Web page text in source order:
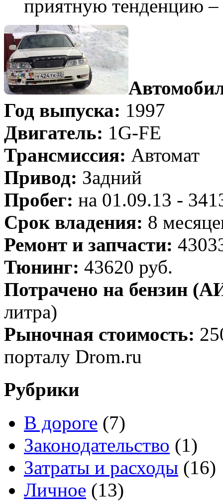
приятную тенденцию
Год выпуска: 1997
Двигатель: 1G-FE
Трансмиссия: Автомат
Привод: Задний
Пробег: на 01.09.13 -
Срок владения: 8
Ремонт и запчасти:
Тюнинг: 43620 руб.
Потрачено на бензин
литра)
Рыночная стоимость:
порталу Drom.ru
Рубрики
В дороге (7)
Законодательство (1)
Затраты и расходы (16)
Личное (13)